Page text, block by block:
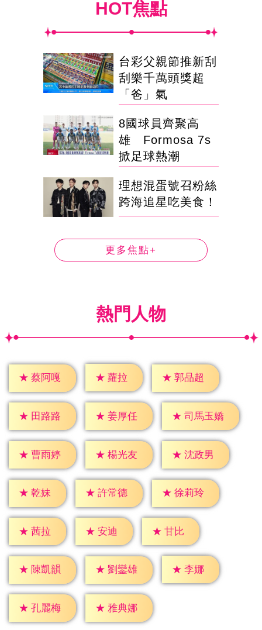
HOT焦點
台彩父親節推新刮
刮樂千萬頭獎超
「爸」氣
8國球員齊聚高
雄 Formosa 7s
掀足球熱潮
理想混蛋號召粉絲
跨海追星吃美食！
更多焦點+
熱門人物
★ 蔡阿嘎 ★ 蘿拉 ★ 郭品超
★ 田路路 ★ 姜厚任 ★ 司馬玉嬌
★ 曹雨婷 ★ 楊光友 ★ 沈政男
★ 乾妹 ★ 許常德 ★ 徐莉玲
★ 茜拉 ★ 安迪 ★ 甘比
★ 陳凱韻 ★ 劉鑾雄 ★ 李娜
★ 孔麗梅 ★ 雅典娜